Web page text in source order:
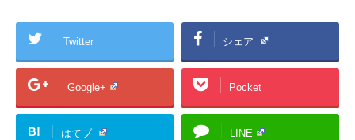
Twitter シェア
Google+ Pocket
B! はてブ LINE